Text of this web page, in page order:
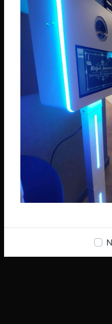
WILFRID
L'événementiel au
des
à Orléans,
06 74